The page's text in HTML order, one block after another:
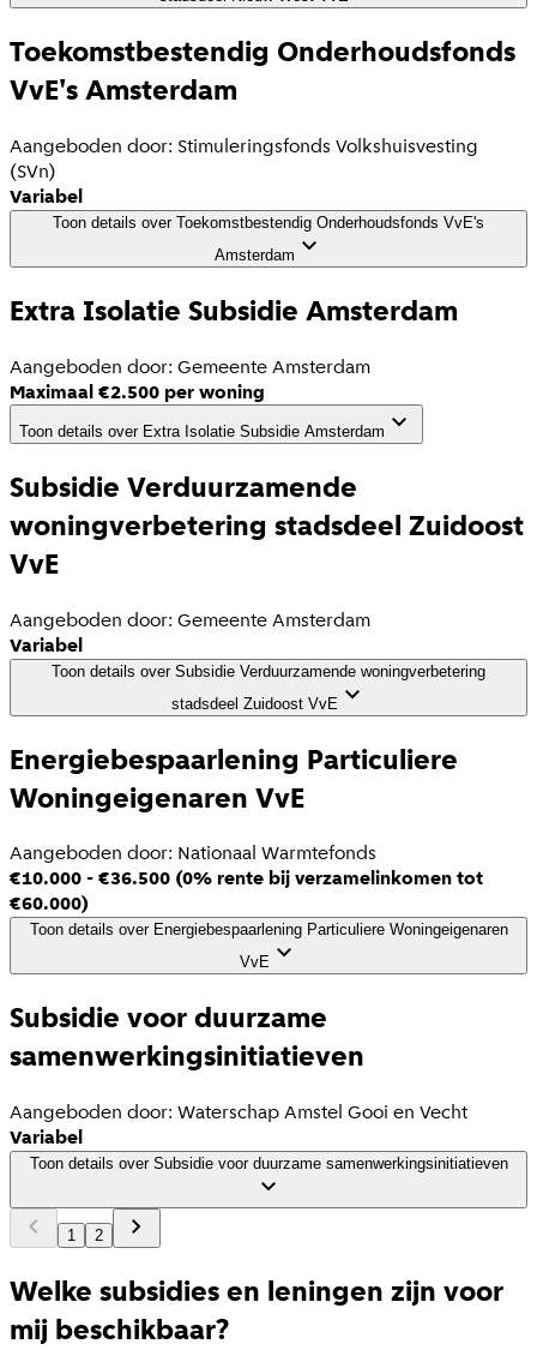
Toekomstbestendig Onderhoudsfonds
VvE's Amsterdam
Aangeboden door: Stimuleringsfonds Volkshuisvesting
(SVn)
Variabel
Toon details over Toekomstbestendig Onderhoudsfonds VvE's
Amsterdam
Extra Isolatie Subsidie Amsterdam
Aangeboden door: Gemeente Amsterdam
Maximaal €2.500 per woning
Toon details over Extra Isolatie Subsidie Amsterdam
Subsidie Verduurzamende
woningverbetering stadsdeel Zuidoost
VvE
Aangeboden door: Gemeente Amsterdam
Variabel
Toon details over Subsidie Verduurzamende woningverbetering
stadsdeel Zuidoost VvE
Energiebespaarlening Particuliere
Woningeigenaren VvE
Aangeboden door: Nationaal Warmtefonds
€10.000 - €36.500 (0% rente bij verzamelinkomen tot
€60.000)
Toon details over Energiebespaarlening Particuliere Woningeigenaren
VvE
Subsidie voor duurzame
samenwerkingsinitiatieven
Aangeboden door: Waterschap Amstel Gooi en Vecht
Variabel
Toon details over Subsidie voor duurzame samenwerkingsinitiatieven
1 2
Welke subsidies en leningen zijn voor
mij beschikbaar?